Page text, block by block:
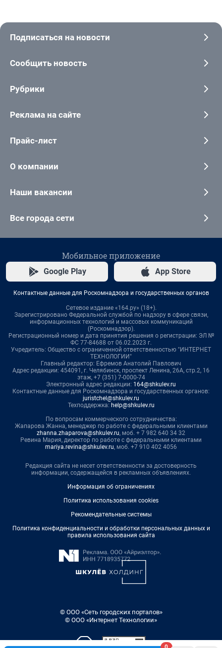
Подписаться на новости
Сообщить новость
Рубрики
Реклама на сайте
Прайс-лист
О компании
Наши вакансии
Все города сети
Мобильное приложение
Google Play App Store
Контактные данные для Роскомнадзора и государственных органов
Сетевое издание «164.ру» (18+).
Зарегистрировано Федеральной службой по надзору в сфере связи,
информационных технологий и массовых коммуникаций
(Роскомнадзор).
Регистрационный номер и дата принятия решения о регистрации: ЭЛ №
ФС 77-84688 от 06.02.2023 г.
Учредитель: Общество с ограниченной ответственностью "ИНТЕРНЕТ
ТЕХНОЛОГИИ"
Главный редактор: Ефремов Анатолий Павлович
Адрес редакции: 454091, г. Челябинск, проспект Ленина, 26А, стр.2, 16
этаж, +7 (351) 7-0000-74
Электронный адрес редакции: 164@shkulev.ru
Контактные данные для Роскомнадзора и государственных органов:
juristchel@shkulev.ru
Техподдержка: help@shkulev.ru
По вопросам коммерческого сотрудничества:
Жапарова Жанна, менеджер по работе с федеральными клиентами
zhanna.zhaparova@shkulev.ru, моб. + 7 982 640 34 32
Ревина Мария, директор по работе с федеральными клиентами
mariya.revina@shkulev.ru, моб. +7 910 402 4056
Редакция сайта не несет ответственности за достоверность
информации, содержащейся в рекламных объявлениях.
Информация об ограничениях
Политика использования cookies
Рекомендательные системы
Политика конфиденциальности и обработки персональных данных и
правила использования сайта
© ООО «Сеть городских порталов»
© ООО «Интернет Технологии»